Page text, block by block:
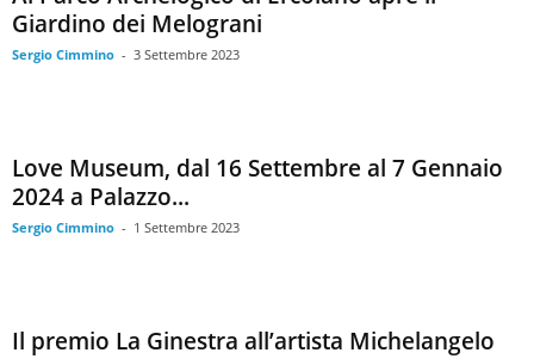
Giardino dei Melograni
Sergio Cimmino - 3 Settembre 2023
Love Museum, dal 16 Settembre al 7 Gennaio
2024 a Palazzo...
Sergio Cimmino - 1 Settembre 2023
Il premio La Ginestra all’artista Michelangelo